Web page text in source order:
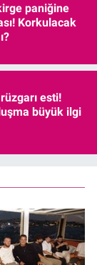
paniğine
Korkulacak
esti!
büyük ilgi